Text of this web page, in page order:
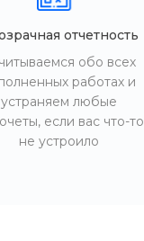
отчетность
обо всех
работах и
устраняем любые
если вас что-то
не устроило